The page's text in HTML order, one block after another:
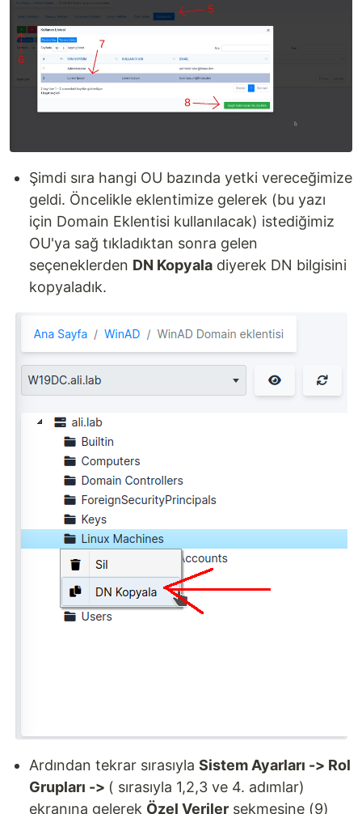
Şimdi sıra hangi OU bazında yetki vereceğimize
geldi. Öncelikle eklentimize gelerek (bu yazı
için Domain Eklentisi kullanılacak) istediğimiz
OU'ya sağ tıkladıktan sonra gelen
seçeneklerden DN Kopyala diyerek DN bilgisini
kopyaladık.
Ardından tekrar sırasıyla Sistem Ayarları -> Rol
Grupları -> ( sırasıyla 1,2,3 ve 4. adımlar)
ekranına gelerek Özel Veriler sekmesine (9)